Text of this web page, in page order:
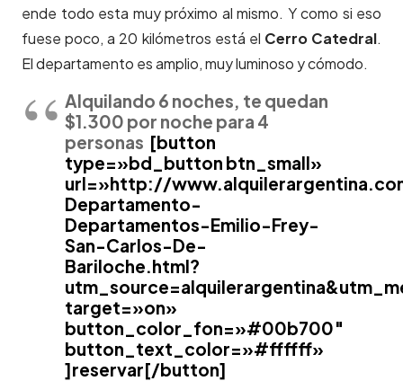
ende todo esta muy próximo al mismo. Y como si eso
fuese poco, a 20 kilómetros está el Cerro Catedral.
El departamento es amplio, muy luminoso y cómodo.
Alquilando 6 noches, te quedan
$1.300 por noche para 4
personas [button
type=»bd_button btn_small»
url=»http://
Departamento-
Departamentos-Emilio-Frey-
San-Carlos-De-
Bariloche.html?
target=»on»
button_color_fon=»#00b700″
button_text_color=»#ffffff»
]reservar[/button]